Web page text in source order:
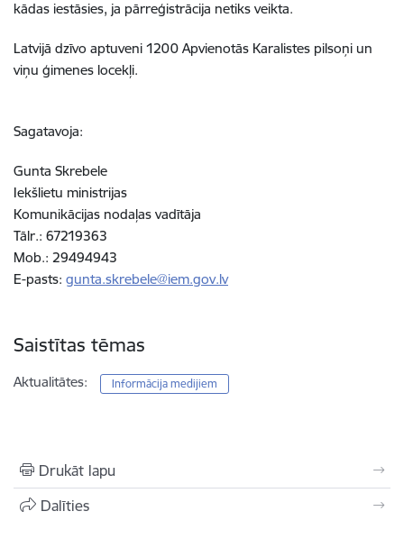
kādas iestāsies, ja pārreģistrācija netiks veikta.
Latvijā dzīvo aptuveni 1200 Apvienotās Karalistes pilsoņi un
viņu ģimenes locekļi.
Sagatavoja:
Gunta Skrebele
Iekšlietu ministrijas
Komunikācijas nodaļas vadītāja
Tālr.: 67219363
Mob.: 29494943
E-pasts: gunta.skrebele@iem.gov.lv
Saistītas tēmas
Aktualitātes: Informācija medijiem
Drukāt lapu
Dalīties